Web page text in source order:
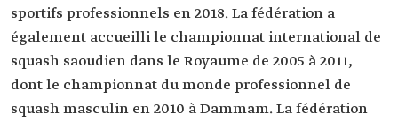
sportifs professionnels en 2018. La fédération a
également accueilli le championnat international de
squash saoudien dans le Royaume de 2005 à 2011,
dont le championnat du monde professionnel de
squash masculin en 2010 à Dammam. La fédération